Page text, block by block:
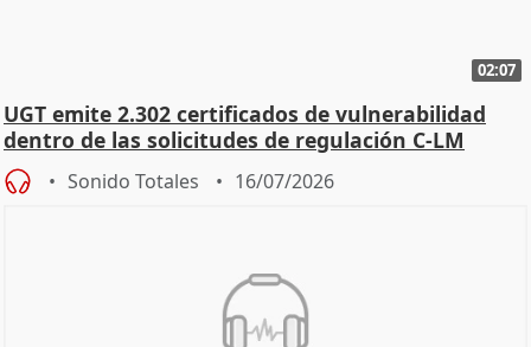
02:07
UGT emite 2.302 certificados de vulnerabilidad
dentro de las solicitudes de regulación C-LM
Sonido Totales 16/07/2026